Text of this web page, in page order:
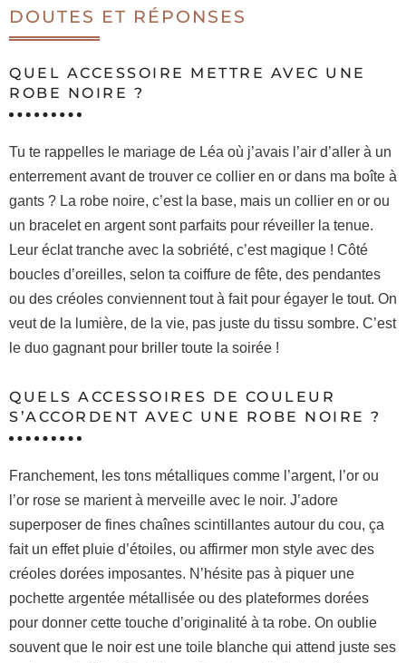
DOUTES ET RÉPONSES
QUEL ACCESSOIRE METTRE AVEC UNE
ROBE NOIRE ?
Tu te rappelles le mariage de Léa où j’avais l’air d’aller à un
enterrement avant de trouver ce collier en or dans ma boîte à
gants ? La robe noire, c’est la base, mais un collier en or ou
un bracelet en argent sont parfaits pour réveiller la tenue.
Leur éclat tranche avec la sobriété, c’est magique ! Côté
boucles d’oreilles, selon ta coiffure de fête, des pendantes
ou des créoles conviennent tout à fait pour égayer le tout. On
veut de la lumière, de la vie, pas juste du tissu sombre. C’est
le duo gagnant pour briller toute la soirée !
QUELS ACCESSOIRES DE COULEUR
S’ACCORDENT AVEC UNE ROBE NOIRE ?
Franchement, les tons métalliques comme l’argent, l’or ou
l’or rose se marient à merveille avec le noir. J’adore
superposer de fines chaînes scintillantes autour du cou, ça
fait un effet pluie d’étoiles, ou affirmer mon style avec des
créoles dorées imposantes. N’hésite pas à piquer une
pochette argentée métallisée ou des plateformes dorées
pour donner cette touche d’originalité à ta robe. On oublie
souvent que le noir est une toile blanche qui attend juste ses